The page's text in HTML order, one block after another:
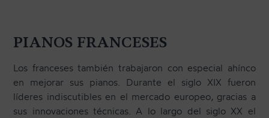
PIANOS FRANCESES
Los franceses también trabajaron con especial ahínco
en mejorar sus pianos. Durante el siglo XIX fueron
líderes indiscutibles en el mercado europeo, gracias a
sus innovaciones técnicas. A lo largo del siglo XX el